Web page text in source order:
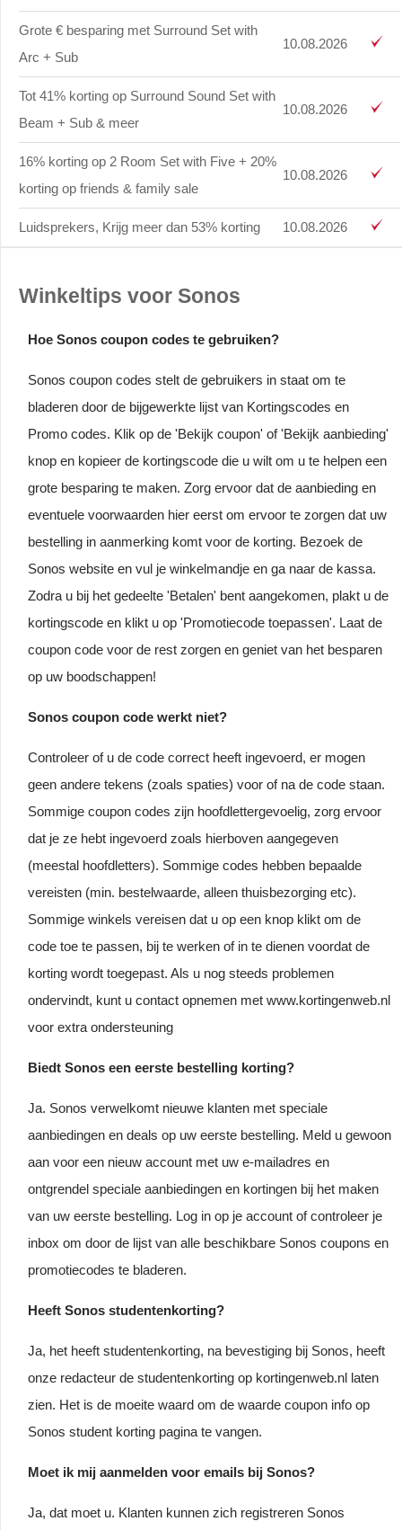
Grote € besparing met Surround Set with
Arc + Sub
10.08.2026
Tot 41% korting op Surround Sound Set with
Beam + Sub & meer
10.08.2026
16% korting op 2 Room Set with Five + 20%
korting op friends & family sale
10.08.2026
Luidsprekers, Krijg meer dan 53% korting 10.08.2026
Winkeltips voor Sonos
Hoe Sonos coupon codes te gebruiken?
Sonos coupon codes stelt de gebruikers in staat om te
bladeren door de bijgewerkte lijst van Kortingscodes en
Promo codes. Klik op de 'Bekijk coupon' of 'Bekijk aanbieding'
knop en kopieer de kortingscode die u wilt om u te helpen een
grote besparing te maken. Zorg ervoor dat de aanbieding en
eventuele voorwaarden hier eerst om ervoor te zorgen dat uw
bestelling in aanmerking komt voor de korting. Bezoek de
Sonos website en vul je winkelmandje en ga naar de kassa.
Zodra u bij het gedeelte 'Betalen' bent aangekomen, plakt u de
kortingscode en klikt u op 'Promotiecode toepassen'. Laat de
coupon code voor de rest zorgen en geniet van het besparen
op uw boodschappen!
Sonos coupon code werkt niet?
Controleer of u de code correct heeft ingevoerd, er mogen
geen andere tekens (zoals spaties) voor of na de code staan.
Sommige coupon codes zijn hoofdlettergevoelig, zorg ervoor
dat je ze hebt ingevoerd zoals hierboven aangegeven
(meestal hoofdletters). Sommige codes hebben bepaalde
vereisten (min. bestelwaarde, alleen thuisbezorging etc).
Sommige winkels vereisen dat u op een knop klikt om de
code toe te passen, bij te werken of in te dienen voordat de
korting wordt toegepast. Als u nog steeds problemen
ondervindt, kunt u contact opnemen met www.kortingenweb.nl
voor extra ondersteuning
Biedt Sonos een eerste bestelling korting?
Ja. Sonos verwelkomt nieuwe klanten met speciale
aanbiedingen en deals op uw eerste bestelling. Meld u gewoon
aan voor een nieuw account met uw e-mailadres en
ontgrendel speciale aanbiedingen en kortingen bij het maken
van uw eerste bestelling. Log in op je account of controleer je
inbox om door de lijst van alle beschikbare Sonos coupons en
promotiecodes te bladeren.
Heeft Sonos studentenkorting?
Ja, het heeft studentenkorting, na bevestiging bij Sonos, heeft
onze redacteur de studentenkorting op kortingenweb.nl laten
zien. Het is de moeite waard om de waarde coupon info op
Sonos student korting pagina te vangen.
Moet ik mij aanmelden voor emails bij Sonos?
Ja, dat moet u. Klanten kunnen zich registreren Sonos